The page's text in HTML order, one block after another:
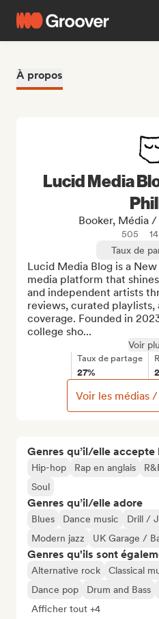
À propos
Genres qu’il/elle accepte
Hip-hop Rap en anglais
Soul
Genres qu’il/elle adore
Blues Dance music Drill /
Modern jazz
UK Garage /
Genres qu'ils sont
Alternative rock Classical
Dance pop
Drum and Bass
Afficher tout +4
Lucid Media
Booker, Média
505 14
Taux de
Lucid Media Blog is a
media platform that
and independent artists
reviews, curated
coverage. Founded in
college sho...
Voir
Taux de partage
27%
Voir les médias